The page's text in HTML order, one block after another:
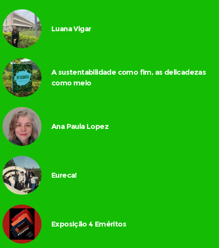
Luana Vigar
A sustentabilidade como fim, as delicadezas
como meio
Ana Paula Lopez
Eureca!
Exposição 4 Eméritos